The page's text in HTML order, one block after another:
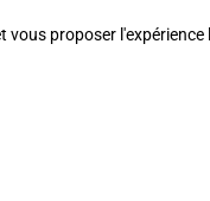
proposer